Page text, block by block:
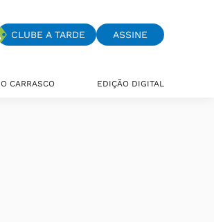
CLUBE A TARDE ASSINE
O CARRASCO EDIÇÃO DIGITAL